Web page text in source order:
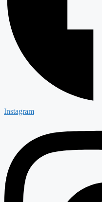
Instagram